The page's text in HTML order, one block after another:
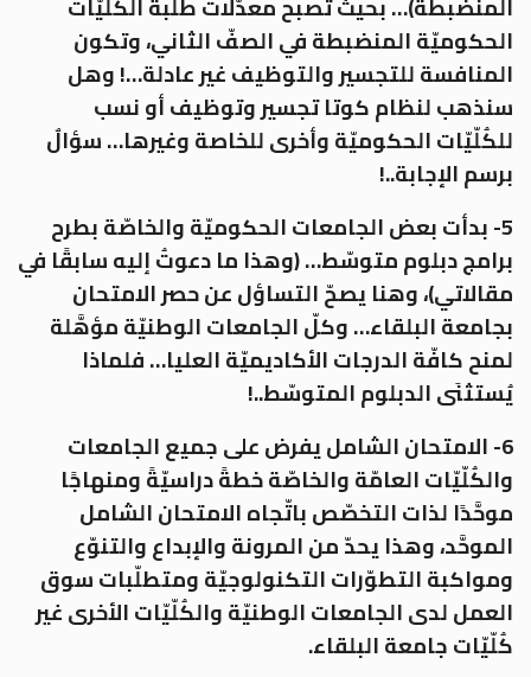
الحكوميّة المنضبطة في الصفّ الثاني، وتكون
المنافسة للتجسير والتوظيف غير عادلة…! وهل
سنذهب لنظام كوتا تجسير وتوظيف أو نسب
للكُلّيّات الحكوميّة وأخرى للخاصة وغيرها… سؤالٌ
برسم الإجابة..!
5- بدأت بعض الجامعات الحكوميّة والخاصّة بطرح
برامج دبلوم متوسّط… (وهذا ما دعوتُ إليه سابقًا في
مقالاتي)، وهنا يصحّ التساؤل عن حصر الامتحان
بجامعة البلقاء… وكلّ الجامعات الوطنيّة مؤهَّلة
لمنح كافّة الدرجات الأكاديميّة العليا… فلماذا
يُستثنَى الدبلوم المتوسّط..!
6- الامتحان الشامل يفرض على جميع الجامعات
والكُلّيّات العامّة والخاصّة خطةً دراسيّةً ومنهاجًا
موحَّدًا لذات التخصّص باتّجاه الامتحان الشامل
الموحَّد، وهذا يحدّ من المرونة والإبداع والتنوّع
ومواكبة التطوّرات التكنولوجيّة ومتطلّبات سوق
العمل لدى الجامعات الوطنيّة والكُلّيّات الأخرى غير
كُلّيّات جامعة البلقاء.